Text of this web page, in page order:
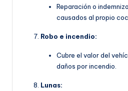
Reparación o
causados al propio
Robo e incendio:
Cubre el valor del
daños por incendio.
Lunas: